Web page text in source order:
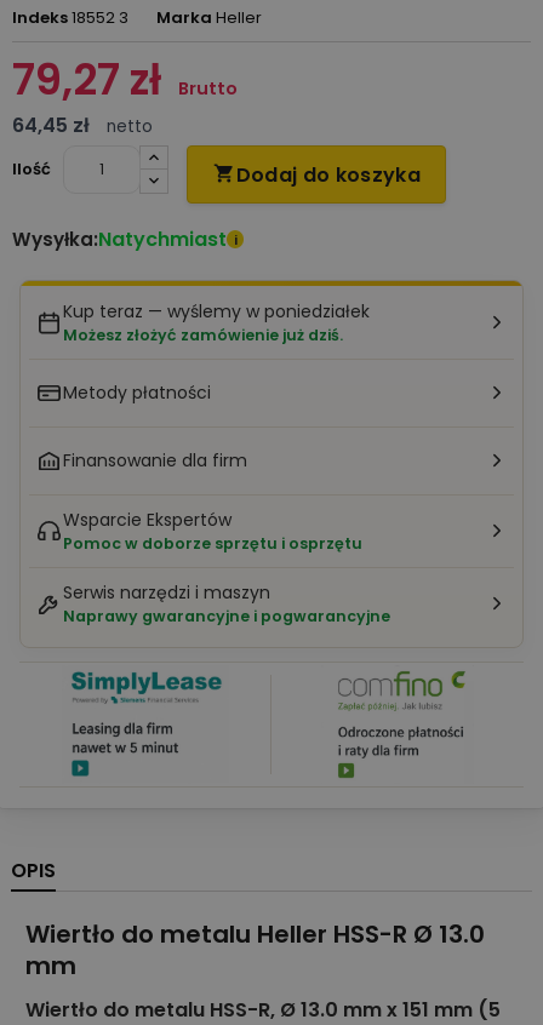
Indeks18552 3 Marka Heller
79,27 zł Brutto
64,45 zł
netto
Ilość
 Dodaj do koszyka
Wysyłka:Natychmiast i
Kup teraz — wyślemy w poniedziałek
Możesz złożyć zamówienie już dziś.
Metody płatności
Finansowanie dla firm
Wsparcie Ekspertów
Pomoc w doborze sprzętu i osprzętu
Serwis narzędzi i maszyn
Naprawy gwarancyjne i pogwarancyjne
OPIS
Wiertło do metalu Heller HSS-R Ø 13.0
mm
Wiertło do metalu HSS-R, Ø 13.0 mm x 151 mm (5